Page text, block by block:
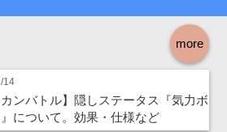
more
14
カンバトル】隠しステータス『気力ボ
について。効果・仕様など